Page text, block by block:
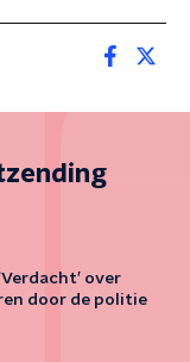
over
door de politie